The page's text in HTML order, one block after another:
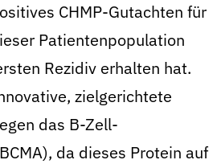
CHMP-Gutachten für
Patientenpopulation
Rezidiv erhalten hat.
zielgerichtete
das B-Zell-
da dieses Protein auf